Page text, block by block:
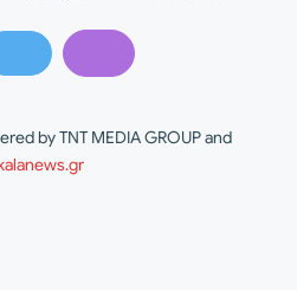
by TNT MEDIA GROUP and